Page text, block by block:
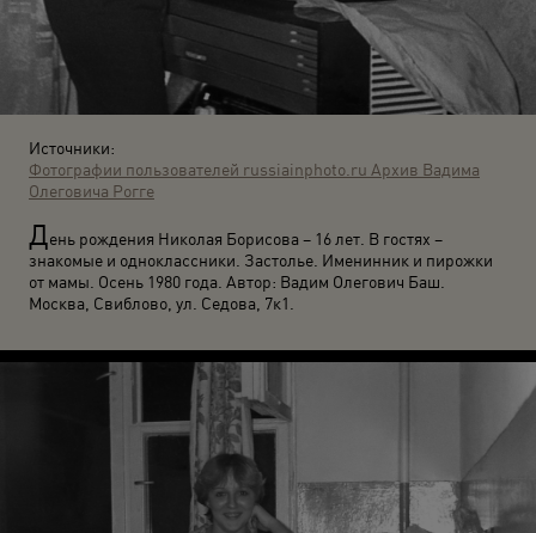
Источники:
Фотографии пользователей russiainphoto.ru Архив Вадима
Олеговича Рогге
День рождения Николая Борисова – 16 лет. В гостях –
знакомые и одноклассники. Застолье. Именинник и пирожки
от мамы. Осень 1980 года. Автор: Вадим Олегович Баш.
Москва, Свиблово, ул. Седова, 7к1.